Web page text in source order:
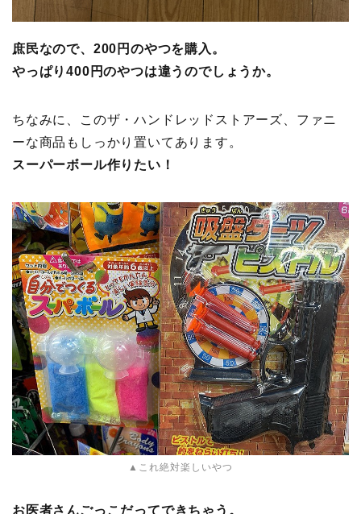
庶民なので、200円のやつを購入。
やっぱり400円のやつは違うのでしょうか。
ちなみに、このザ・ハンドレッドストアーズ、ファニ
ーな商品もしっかり置いてあります。
スーパーボール作りたい！
▲これ絶対楽しいやつ
お医者さんごっこだってできちゃう。